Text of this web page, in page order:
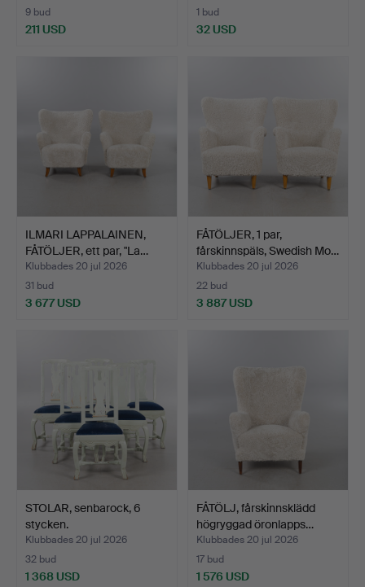
9 bud
211 USD
1 bud
32 USD
ILMARI LAPPALAINEN,
FÅTÖLJER, ett par, "La…
Klubbades 20 jul 2026
31 bud
3 677 USD
FÅTÖLJER, 1 par,
fårskinnspäls, Swedish Mo…
Klubbades 20 jul 2026
22 bud
3 887 USD
STOLAR, senbarock, 6
stycken.
Klubbades 20 jul 2026
32 bud
1 368 USD
FÅTÖLJ, fårskinnsklädd
högryggad öronlapps…
Klubbades 20 jul 2026
17 bud
1 576 USD